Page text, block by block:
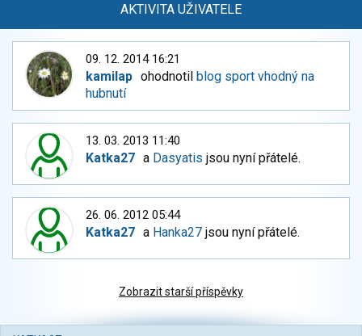
AKTIVITA UŽIVATELE
09. 12. 2014 16:21
kamilap ohodnotil blog sport vhodný na
hubnutí
13. 03. 2013 11:40
Katka27 a Dasyatis jsou nyní přátelé.
26. 06. 2012 05:44
Katka27 a Hanka27 jsou nyní přátelé.
Zobrazit starší příspěvky